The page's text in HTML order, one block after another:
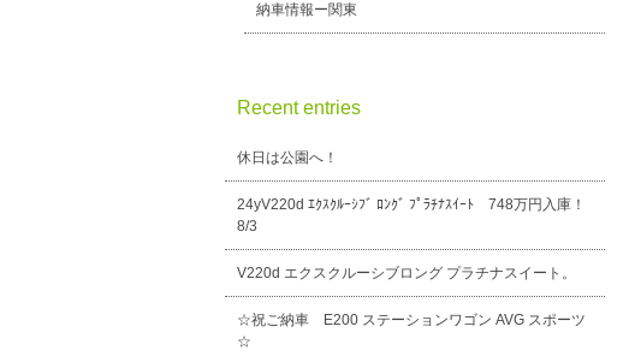
納車情報ー関東
Recent entries
休日は公園へ！
24yV220d ｴｸｽｸﾙｰｼﾌﾞ ﾛﾝｸﾞ ﾌﾟﾗﾁﾅｽｲｰﾄ 748万円入庫！
8/3
V220d エクスクルーシブロング プラチナスイート。
☆祝ご納車 E200 ステーションワゴン AVG スポーツ
☆